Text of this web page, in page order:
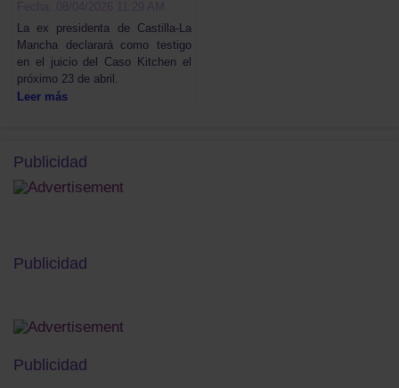
La ex presidenta de Castilla-La
Mancha declarará como testigo
en el juicio del Caso Kitchen el
próximo 23 de abril.
Leer más
Publicidad
Publicidad
Publicidad